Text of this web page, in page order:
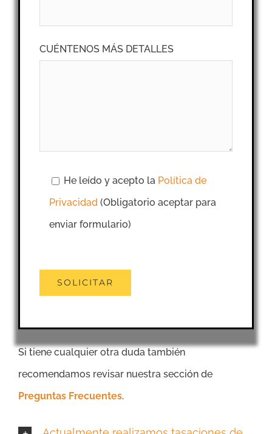
CUÉNTENOS MÁS DETALLES
He leído y acepto la Política de
Privacidad (Obligatorio aceptar para
enviar formulario)
Si tiene cualquier otra duda también
recomendamos revisar nuestra sección de
Preguntas Frecuentes.